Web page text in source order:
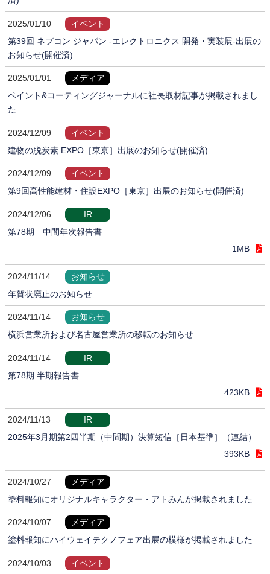
2025/01/10
イベント
第39回 ネプコン ジャパン -エレクトロニクス 開発・実装展-出展の
お知らせ(開催済)
2025/01/01
メディア
ペイント&コーティングジャーナルに社長取材記事が掲載されまし
た
2024/12/09
イベント
建物の脱炭素 EXPO［東京］出展のお知らせ(開催済)
2024/12/09
イベント
第9回高性能建材・住設EXPO［東京］出展のお知らせ(開催済)
2024/12/06
IR
第78期 中間年次報告書
1MB
2024/11/14
お知らせ
年賀状廃止のお知らせ
2024/11/14
お知らせ
横浜営業所および名古屋営業所の移転のお知らせ
2024/11/14
IR
第78期 半期報告書
423KB
2024/11/13
IR
2025年3月期第2四半期（中間期）決算短信［日本基準］（連結）
393KB
2024/10/27
メディア
塗料報知にオリジナルキャラクター・アトみんが掲載されました
2024/10/07
メディア
塗料報知にハイウェイテクノフェア出展の模様が掲載されました
2024/10/03
イベント